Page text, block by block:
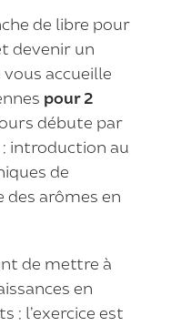
de libre pour
devenir un
accueille
pour 2
débute par
introduction au
de
arômes en
de mettre à
en
: l’exercice est